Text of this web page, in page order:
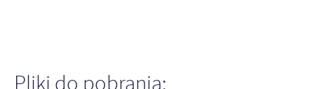
Pliki do pobrania: